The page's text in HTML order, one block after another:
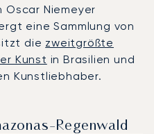
Niemeyer
eine Sammlung von
die zweitgrößte
Kunst in Brasilien und
Kunstliebhaber.
Regenwald